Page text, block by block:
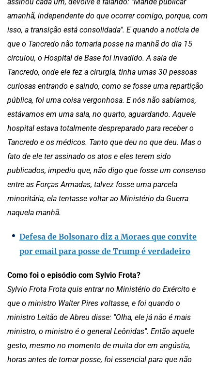
amanhã, independente do que ocorrer comigo, porque, com
isso, a transição está consolidada". E quando a notícia de
que o Tancredo não tomaria posse na manhã do dia 15
circulou, o Hospital de Base foi invadido. A sala de
Tancredo, onde ele fez a cirurgia, tinha umas 30 pessoas
curiosas entrando e saindo, como se fosse uma repartição
pública, foi uma coisa vergonhosa. E nós não sabíamos,
estávamos em uma sala, no quarto, aguardando. Aquele
hospital estava totalmente despreparado para receber o
Tancredo e os médicos. Tanto que deu no que deu. Mas o
fato de ele ter assinado os atos e eles terem sido
publicados, impediu que, não digo que fosse um consenso
entre as Forças Armadas, talvez fosse uma parcela
minoritária, ela tentasse voltar ao Ministério da Guerra
naquela manhã.
Defesa de Bolsonaro diz a Moraes que convite
por email para posse de Trump é verdadeiro
Como foi o episódio com Sylvio Frota?
Sylvio Frota Frota quis entrar no Ministério do Exército e
que o ministro Walter Pires voltasse, e foi quando o
ministro Leitão de Abreu disse: "Olha, ele já não é mais
ministro, o ministro é o general Leônidas". Então aquele
gesto, mesmo no momento de muita dor em angústia,
horas antes de tomar posse, foi essencial para que não